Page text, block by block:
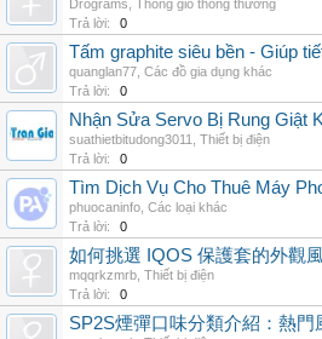
Drograms Thông gió thông thường
Trả lời:
0
Tấm graphite siêu bền - Giúp
quanglan77 Các đồ gia dụng khác
Trả lời:
0
Nhận Sửa Servo Bị Rung Giật
suathietbitudong3011
Thiết bị điện
Trả lời:
0
Tìm Dịch Vụ Cho Thuê Máy
phuocaninfo Các loại khác
Trả lời:
0
如何挑選 IQOS 保護套的外觀
mqqrkzmrb Thiết bị điện
Trả lời:
0
SP2S煙彈口味分類介紹：熱門